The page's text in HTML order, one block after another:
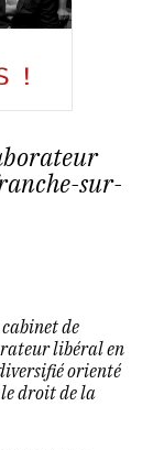
sur-
de
libéral en
orienté
droit de la